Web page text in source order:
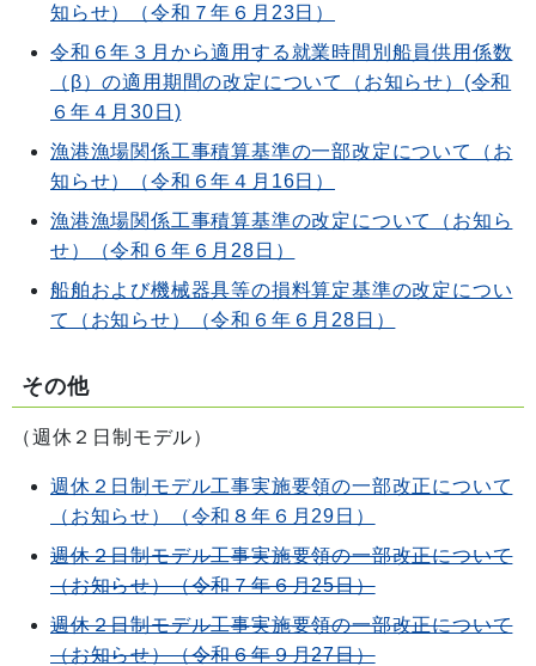
知らせ）（令和７年６月23日）
令和６年３月から適用する就業時間別船員供用係数
（β）の適用期間の改定について（お知らせ）(令和
６年４月30日)
漁港漁場関係工事積算基準の一部改定について（お
知らせ）（令和６年４月16日）
漁港漁場関係工事積算基準の改定について（お知ら
せ）（令和６年６月28日）
船舶および機械器具等の損料算定基準の改定につい
て（お知らせ）（令和６年６月28日）
その他
（週休２日制モデル）
週休２日制モデル工事実施要領の一部改正について
（お知らせ）（令和８年６月29日）
週休２日制モデル工事実施要領の一部改正について
（お知らせ）（令和７年６月25日）
週休２日制モデル工事実施要領の一部改正について
（お知らせ）（令和６年９月27日）